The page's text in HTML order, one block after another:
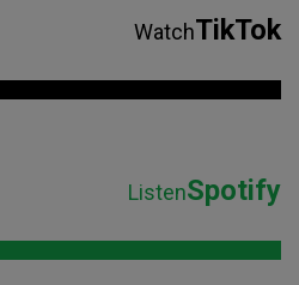
WatchTikTok
ListenSpotify